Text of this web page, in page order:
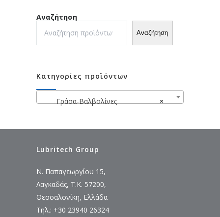
€8,77.
€7,83.
Αναζήτηση
Αναζήτηση
Κατηγορίες προϊόντων
×
Γράσα-Βαλβολίνες
Lubritech Group
Ν. Παπαγεωργίου 15,
Λαγκαδάς, Τ.Κ. 57200,
Θεσσαλονίκη, Ελλάδα
Τηλ.: +30 23940 26324